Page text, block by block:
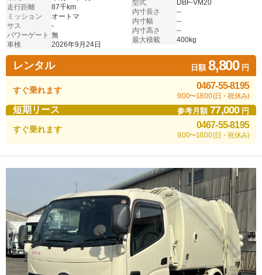
走行距離
87千km
ミッション
オートマ
サス
-
パワーゲート 無
車検
2026年9月24日
型式
DBF-VM20
内寸長さ
--
内寸幅
--
内寸高さ
--
最大積載
400kg
レンタル 日額 8,800円
すぐ乗れます 0467-55-8195
9:00〜18:00 (日・祝休み)
短期リース 参考月額 77,000円
すぐ乗れます 0467-55-8195
9:00〜18:00 (日・祝休み)